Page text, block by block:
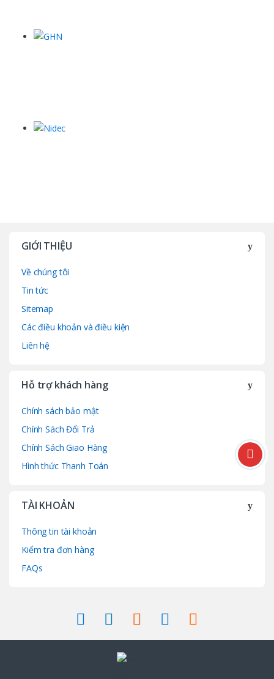
GIỚI THIỆU
Về chúng tôi
Tin tức
Sitemap
Các điều khoản và điều kiện
Liên hệ
Hỗ trợ khách hàng
Chính sách bảo mật
Chính Sách Đổi Trả
Chính Sách Giao Hàng
Hình thức Thanh Toán
TÀI KHOẢN
Thông tin tài khoản
Kiểm tra đơn hàng
FAQs